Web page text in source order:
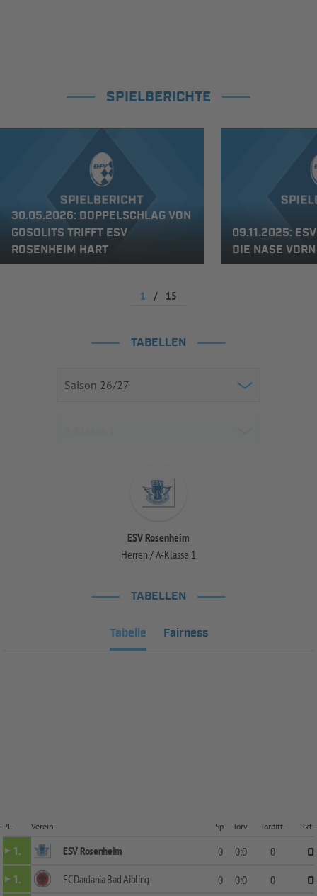
SPIELBERICHTE
30.05.2026: DOPPELSCHLAG VON
GOSOLITS TRIFFT ESV
ROSENHEIM HART
09.11.2025:
DIE NASE VORN
1 / 15
TABELLEN
ESV Rosenheim
Herren / A-Klasse 1
TABELLEN
Tabelle Fairness
Pl. Verein Sp. Torv. Tordiff. Pkt.
1. ESV Rosenheim 0 0:0 0
0
1.
FC Dardania Bad Aibling 0 0:0 0
0